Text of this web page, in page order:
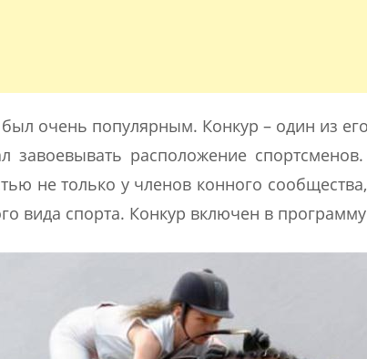
очень популярным. Конкур – один из
завоевывать расположение
не только у членов конного
вида спорта. Конкур включен в